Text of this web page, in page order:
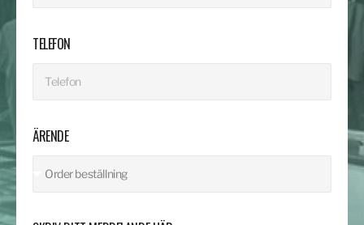
TELEFON
ÄRENDE